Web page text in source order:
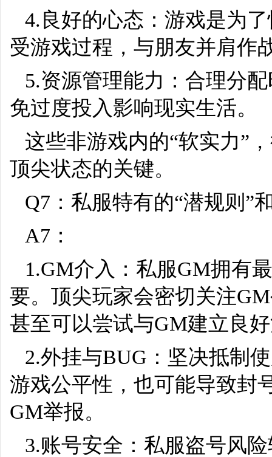
4.良好的心态：游戏是为
受游戏过程，与朋友并肩作
5.资源管理能力：合理分
免过度投入影响现实生活。
这些非游戏内的“软实力”
顶尖状态的关键。
Q7：私服特有的“潜规则”
A7：
1.GM介入：私服GM拥有
要。顶尖玩家会密切关注
甚至可以尝试与GM建立良
2.外挂与BUG：坚决抵制
游戏公平性，也可能导致封
GM举报。
3.账号安全：私服盗号风